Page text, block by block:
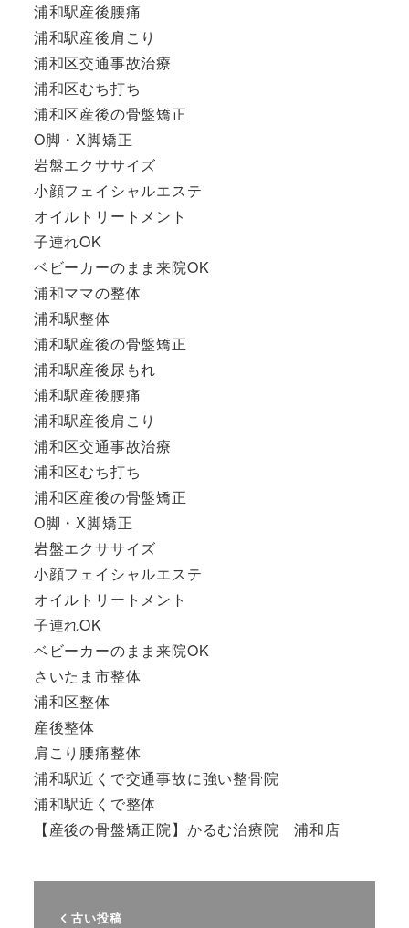
浦和駅産後腰痛
浦和駅産後肩こり
浦和区交通事故治療
浦和区むち打ち
浦和区産後の骨盤矯正
O脚・X脚矯正
岩盤エクササイズ
小顔フェイシャルエステ
オイルトリートメント
子連れOK
ベビーカーのまま来院OK
浦和ママの整体
浦和駅整体
浦和駅産後の骨盤矯正
浦和駅産後尿もれ
浦和駅産後腰痛
浦和駅産後肩こり
浦和区交通事故治療
浦和区むち打ち
浦和区産後の骨盤矯正
O脚・X脚矯正
岩盤エクササイズ
小顔フェイシャルエステ
オイルトリートメント
子連れOK
ベビーカーのまま来院OK
さいたま市整体
浦和区整体
産後整体
肩こり腰痛整体
浦和駅近くで交通事故に強い整骨院
浦和駅近くで整体
【産後の骨盤矯正院】かるむ治療院 浦和店
古い投稿